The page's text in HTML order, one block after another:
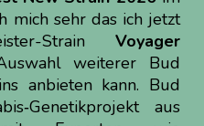
mich sehr das ich jetzt
Strain Voyager
weiterer Bud
anbieten kann. Bud
aus